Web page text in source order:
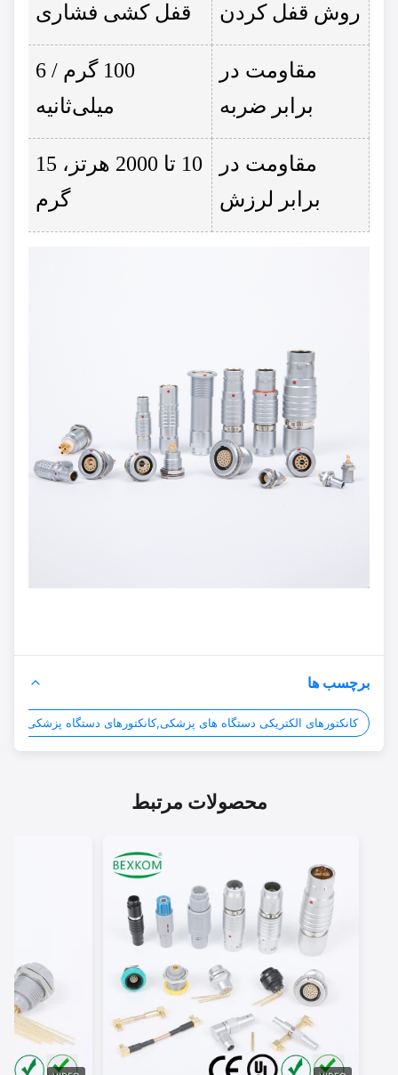
روش قفل کردن قفل کشی فشاری
مقاومت در
برابر ضربه
100 گرم / 6
میلی‌ثانیه
مقاومت در
برابر لرزش
10 تا 2000 هرتز، 15
گرم
برچسب ها
کانکتورهای الکتریکی دستگاه های پزشکی,کانکتورهای دستگاه
محصولات مرتبط